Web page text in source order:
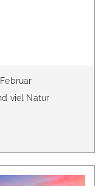
viel Natur